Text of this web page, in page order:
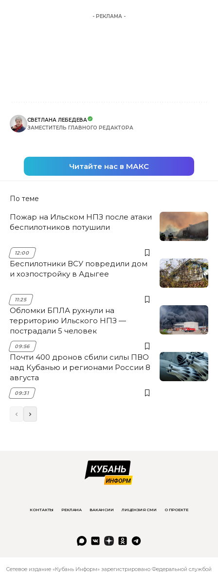
- РЕКЛАМА -
СВЕТЛАНА ЛЕБЕДЕВА
ЗАМЕСТИТЕЛЬ ГЛАВНОГО РЕДАКТОРА
Читайте нас в МАКС
По теме
Пожар на Ильском НПЗ после атаки
беспилотников потушили
12:00
Беспилотники ВСУ повредили дом
и хозпостройку в Адыгее
11:25
Обломки БПЛА рухнули на
территорию Ильского НПЗ —
пострадали 5 человек
09:56
Почти 400 дронов сбили силы ПВО
над Кубанью и регионами России 8
августа
09:31
КОНТАКТЫ РЕКЛАМА ВАКАНСИИ ЛИЦЕНЗИЯ СМИ О ПРОЕКТЕ
Сетевое издание «Кубань Информ» зарегистрировано Федеральной службой